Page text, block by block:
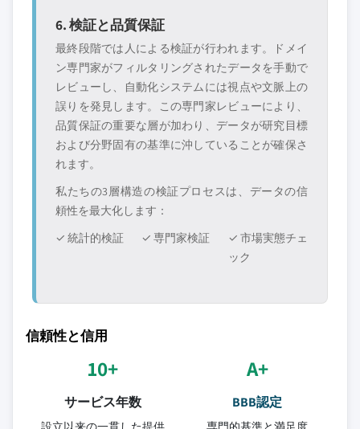
6. 検証と品質保証
最終段階では人による検証が行われます。ドメイ
ン専門家がフィルタリングされたデータを手動で
レビューし、自動化システムには視点や文脈上の
誤りを発見します。この専門家レビューにより、
品質保証の重要な層が加わり、データが研究目標
および分野固有の基準に沖していることが確保さ
れます。
私たちの3層構造の検証プロセスは、データの信
頼性を最大化します：
✓ 統計的検証
✓ 専門家検証
✓ 市場実態チェ
ック
信頼性と信用
10+
サービス年数
A+
BBB認定